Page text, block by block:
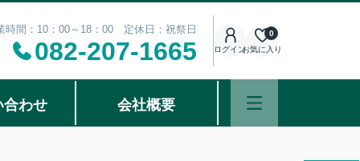
時間：10：00～18：00 定休日：祝祭日
082-207-1665 ログインお気に入り
0
合わせ 会社概要